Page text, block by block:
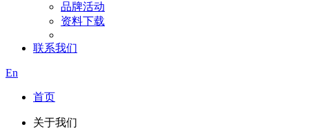
品牌活动
资料下载
联系我们
En
首页
关于我们